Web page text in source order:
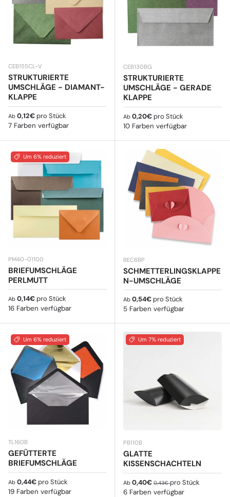
CEB155CL-V
STRUKTURIERTE
UMSCHLÄGE - DIAMANT-
KLAPPE
Normaler Preis
Ab 0,12€ pro Stück
7 Farben verfügbar
CEB130BG
STRUKTURIERTE
UMSCHLÄGE - GERADE
KLAPPE
Normaler Preis
Ab 0,20€ pro Stück
10 Farben verfügbar
Um 6% reduziert
PM40-01100
BRIEFUMSCHLÄGE
PERLMUTT
Normaler Preis
Ab 0,14€ pro Stück
16 Farben verfügbar
BEC6BP
SCHMETTERLINGSKLAPPE
N-UMSCHLÄGE
Normaler Preis
Ab 0,54€ pro Stück
5 Farben verfügbar
Um 6% reduziert
TL160B
GEFÜTTERTE
BRIEFUMSCHLÄGE
Normaler Preis
Ab 0,44€ pro Stück
19 Farben verfügbar
Um 7% reduziert
PB110B
GLATTE
KISSENSCHACHTELN
Verkaufspreis
Ab 0,40€ Normaler Preis
0,43€pro Stück
6 Farben verfügbar